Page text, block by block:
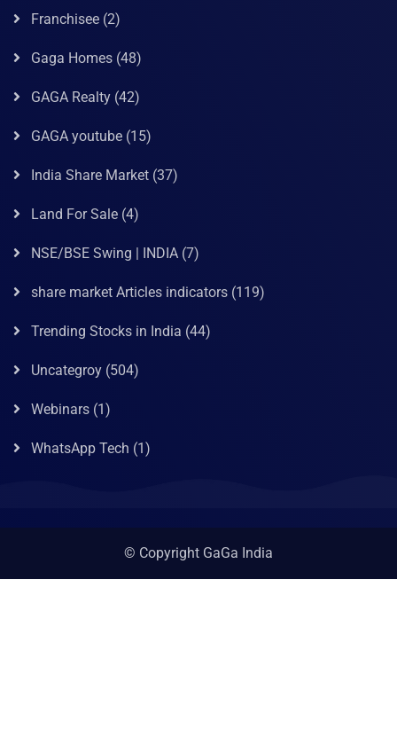
Franchisee (2)
Gaga Homes (48)
GAGA Realty (42)
GAGA youtube (15)
India Share Market (37)
Land For Sale (4)
NSE/BSE Swing | INDIA (7)
share market Articles indicators (119)
Trending Stocks in India (44)
Uncategroy (504)
Webinars (1)
WhatsApp Tech (1)
© Copyright GaGa India